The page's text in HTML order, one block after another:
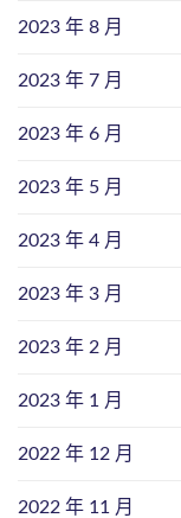
2023 年 8 月
2023 年 7 月
2023 年 6 月
2023 年 5 月
2023 年 4 月
2023 年 3 月
2023 年 2 月
2023 年 1 月
2022 年 12 月
2022 年 11 月